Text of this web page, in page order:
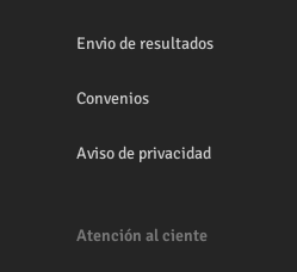
Envio de resultados
Convenios
Aviso de privacidad
Atención al ciente